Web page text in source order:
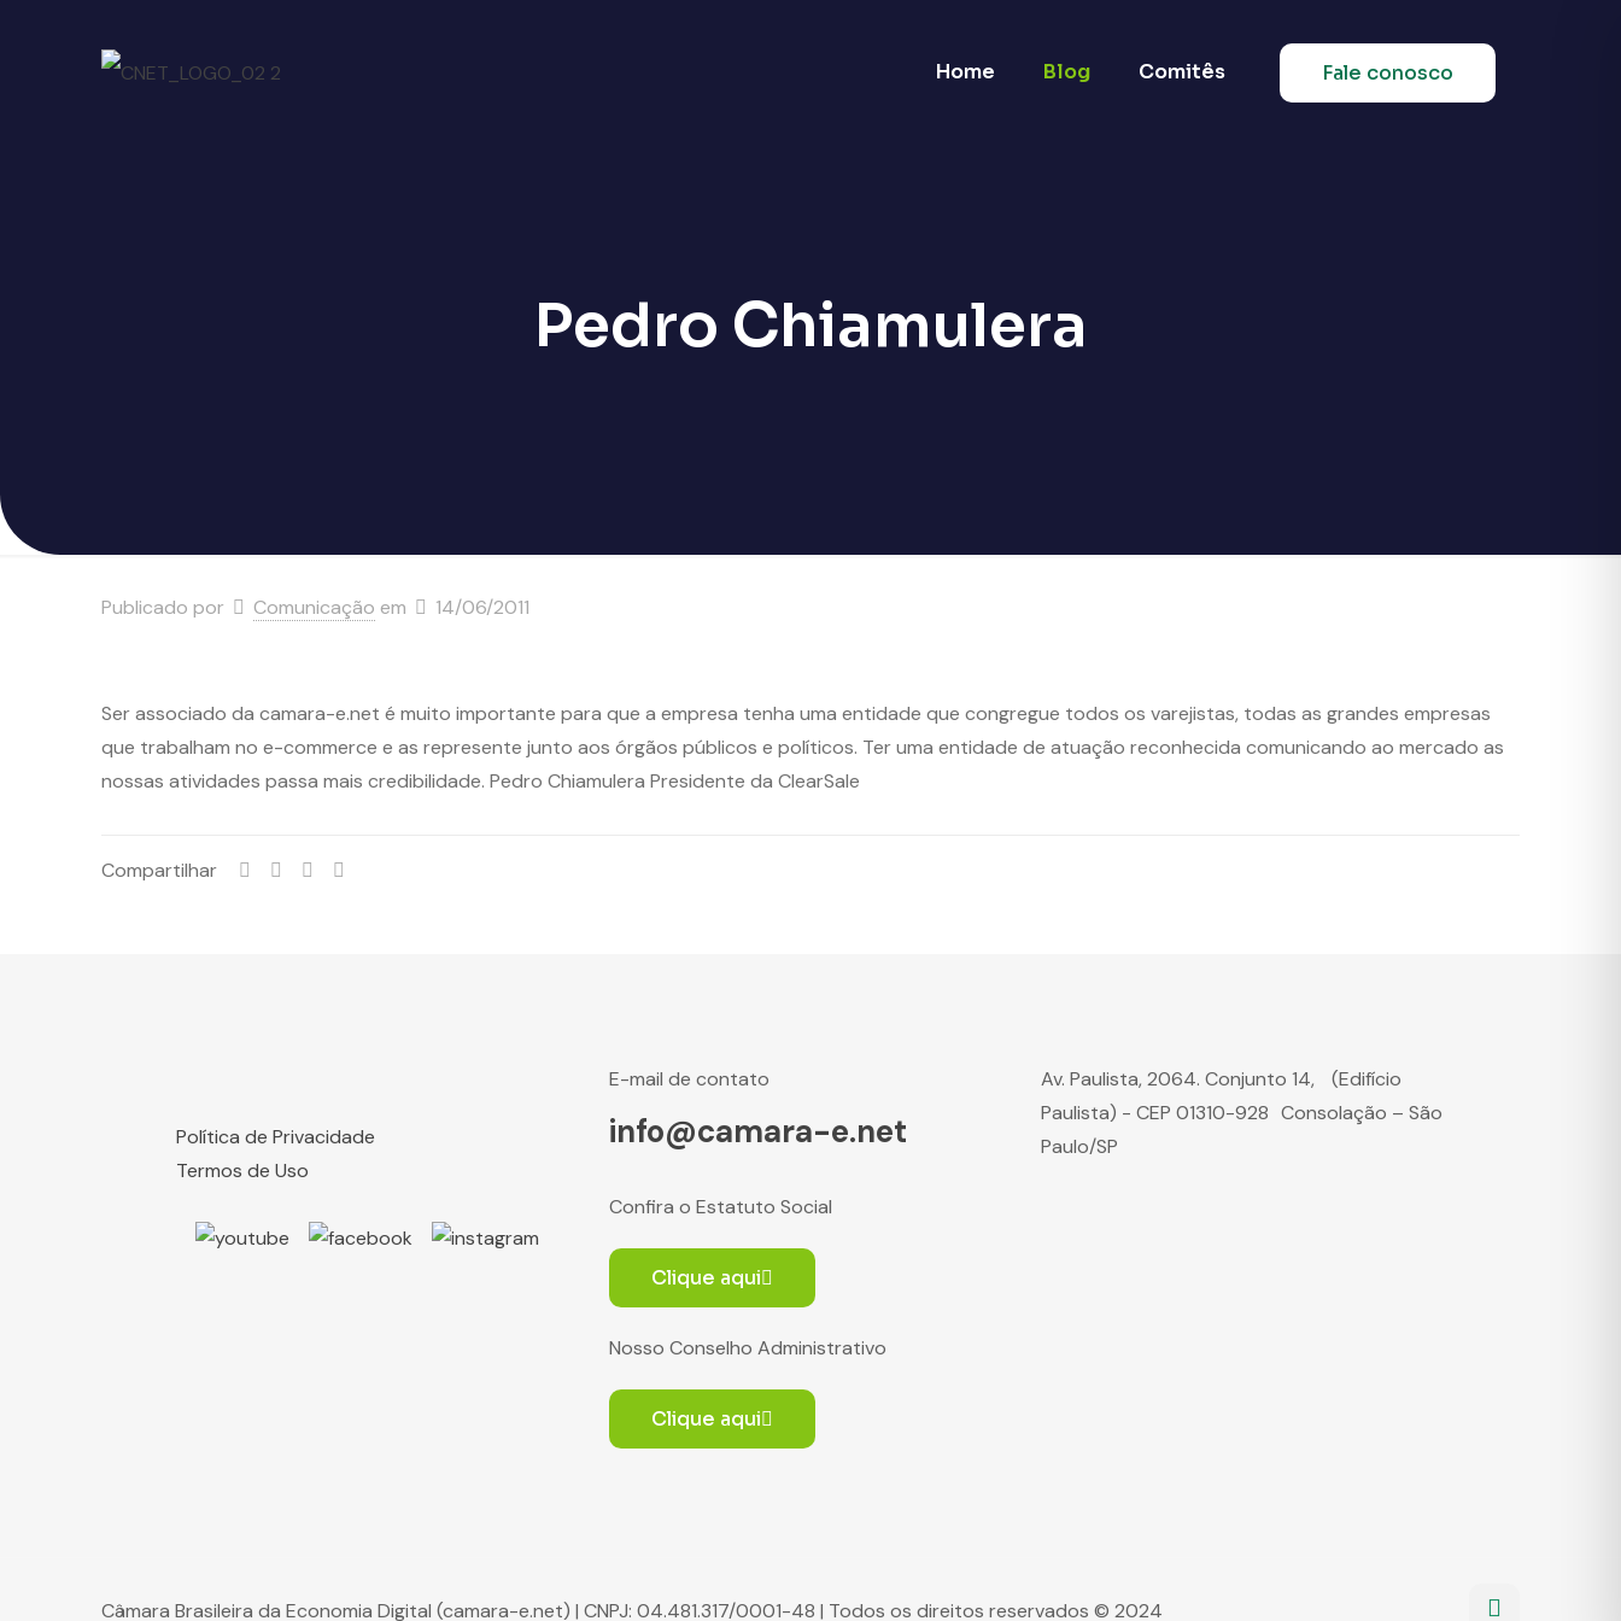
Home Blog Comitês Fale conosco
Pedro Chiamulera
Publicado por Comunicação em 14/06/2011
Ser associado da camara-e.net é muito importante para que a empresa tenha uma entidade que congregue todos os varejistas, todas as grandes empresas
que trabalham no e-commerce e as represente junto aos órgãos públicos e políticos. Ter uma entidade de atuação reconhecida comunicando ao mercado as
nossas atividades passa mais credibilidade. Pedro Chiamulera Presidente da ClearSale
Compartilhar
Política de Privacidade
Termos de Uso
E-mail de contato
info@camara-e.net
Confira o Estatuto Social
Clique aqui
Nosso Conselho Administrativo
Clique aqui
Av. Paulista, 2064. Conjunto 14, (Edifício
Paulista) - CEP 01310-928 Consolação – São
Paulo/SP
Câmara Brasileira da Economia Digital (camara-e.net) | CNPJ: 04.481.317/0001-48 | Todos os direitos reservados © 2024